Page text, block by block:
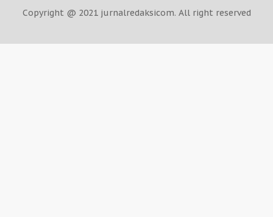
Copyright @ 2021 jurnalredaksicom. All right reserved